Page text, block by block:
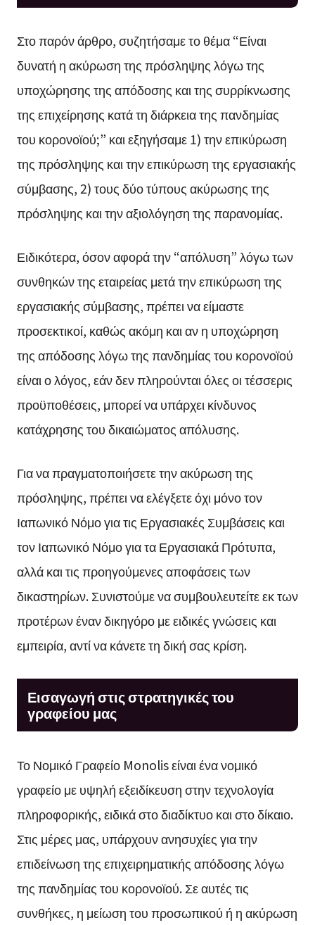
Στο παρόν άρθρο, συζητήσαμε το θέμα “Είναι
δυνατή η ακύρωση της πρόσληψης λόγω της
υποχώρησης της απόδοσης και της συρρίκνωσης
της επιχείρησης κατά τη διάρκεια της πανδημίας
του κορονοϊού;” και εξηγήσαμε 1) την επικύρωση
της πρόσληψης και την επικύρωση της εργασιακής
σύμβασης, 2) τους δύο τύπους ακύρωσης της
πρόσληψης και την αξιολόγηση της παρανομίας.
Ειδικότερα, όσον αφορά την “απόλυση” λόγω των
συνθηκών της εταιρείας μετά την επικύρωση της
εργασιακής σύμβασης, πρέπει να είμαστε
προσεκτικοί, καθώς ακόμη και αν η υποχώρηση
της απόδοσης λόγω της πανδημίας του κορονοϊού
είναι ο λόγος, εάν δεν πληρούνται όλες οι τέσσερις
προϋποθέσεις, μπορεί να υπάρχει κίνδυνος
κατάχρησης του δικαιώματος απόλυσης.
Για να πραγματοποιήσετε την ακύρωση της
πρόσληψης, πρέπει να ελέγξετε όχι μόνο τον
Ιαπωνικό Νόμο για τις Εργασιακές Συμβάσεις και
τον Ιαπωνικό Νόμο για τα Εργασιακά Πρότυπα,
αλλά και τις προηγούμενες αποφάσεις των
δικαστηρίων. Συνιστούμε να συμβουλευτείτε εκ των
προτέρων έναν δικηγόρο με ειδικές γνώσεις και
εμπειρία, αντί να κάνετε τη δική σας κρίση.
Εισαγωγή στις στρατηγικές του
γραφείου μας
Το Νομικό Γραφείο Monolis είναι ένα νομικό
γραφείο με υψηλή εξειδίκευση στην τεχνολογία
πληροφορικής, ειδικά στο διαδίκτυο και στο δίκαιο.
Στις μέρες μας, υπάρχουν ανησυχίες για την
επιδείνωση της επιχειρηματικής απόδοσης λόγω
της πανδημίας του κορονοϊού. Σε αυτές τις
συνθήκες, η μείωση του προσωπικού ή η ακύρωση